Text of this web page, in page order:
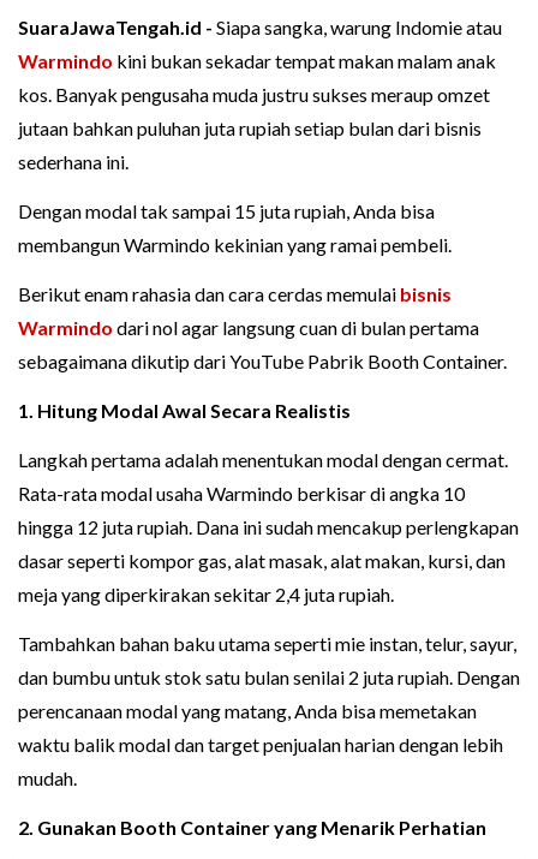
SuaraJawaTengah.id - Siapa sangka, warung Indomie atau
Warmindo kini bukan sekadar tempat makan malam anak
kos. Banyak pengusaha muda justru sukses meraup omzet
jutaan bahkan puluhan juta rupiah setiap bulan dari bisnis
sederhana ini.
Dengan modal tak sampai 15 juta rupiah, Anda bisa
membangun Warmindo kekinian yang ramai pembeli.
Berikut enam rahasia dan cara cerdas memulai bisnis
Warmindo dari nol agar langsung cuan di bulan pertama
sebagaimana dikutip dari YouTube Pabrik Booth Container.
1. Hitung Modal Awal Secara Realistis
Langkah pertama adalah menentukan modal dengan cermat.
Rata-rata modal usaha Warmindo berkisar di angka 10
hingga 12 juta rupiah. Dana ini sudah mencakup perlengkapan
dasar seperti kompor gas, alat masak, alat makan, kursi, dan
meja yang diperkirakan sekitar 2,4 juta rupiah.
Tambahkan bahan baku utama seperti mie instan, telur, sayur,
dan bumbu untuk stok satu bulan senilai 2 juta rupiah. Dengan
perencanaan modal yang matang, Anda bisa memetakan
waktu balik modal dan target penjualan harian dengan lebih
mudah.
2. Gunakan Booth Container yang Menarik Perhatian